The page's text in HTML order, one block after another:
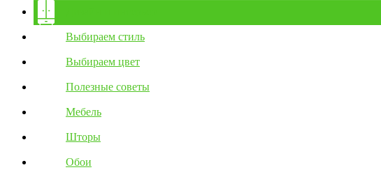
Выбираем стиль
Выбираем цвет
Полезные советы
Мебель
Шторы
Обои